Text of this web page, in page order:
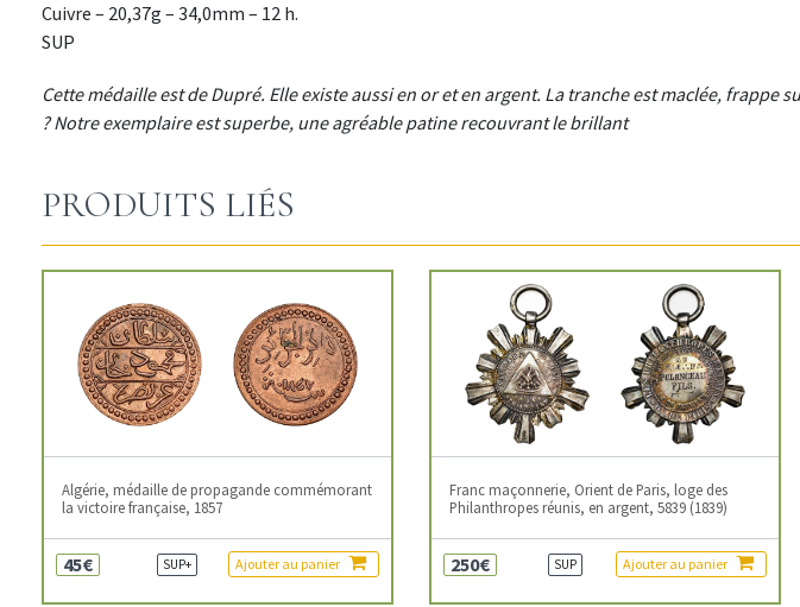
Cuivre – 20,37g – 34,0mm – 12 h.
SUP
Cette médaille est de Dupré. Elle existe aussi en or et en argent. La tranche est maclée, frappe
? Notre exemplaire est superbe, une agréable patine recouvrant le brillant
PRODUITS LIÉS
Algérie, médaille de propagande commémorant
la victoire française, 1857
45€ SUP+ Ajouter au panier
Franc maçonnerie, Orient de Paris, loge des
Philanthropes réunis, en argent, 5839 (1839)
250€ SUP Ajouter au panier